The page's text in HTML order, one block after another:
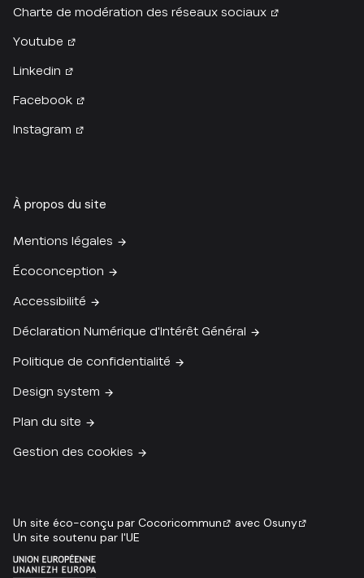
Charte de modération des réseaux sociaux
Youtube
Linkedin
Facebook
Instagram
À propos du site
Mentions légales
Écoconception
Accessibilité
Déclaration Numérique d'Intérêt Général
Politique de confidentialité
Design system
Plan du site
Gestion des cookies
Un site soutenu par l'UE
Un site éco-conçu par Cocoricommun avec Osuny